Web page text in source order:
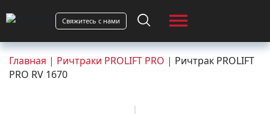
Свяжитесь с нами
Главная | Ричтраки PROLIFT PRO | Ричтрак PROLIFT
PRO RV 1670